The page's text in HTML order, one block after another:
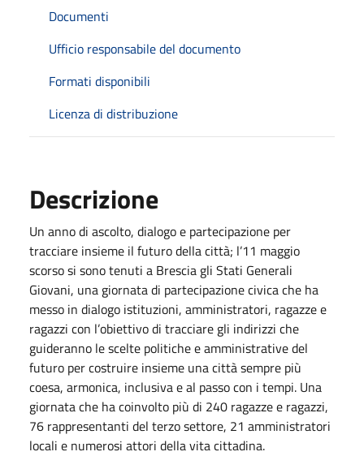
Documenti
Ufficio responsabile del documento
Formati disponibili
Licenza di distribuzione
Descrizione
Un anno di ascolto, dialogo e partecipazione per
tracciare insieme il futuro della città; l’11 maggio
scorso si sono tenuti a Brescia gli Stati Generali
Giovani, una giornata di partecipazione civica che ha
messo in dialogo istituzioni, amministratori, ragazze e
ragazzi con l’obiettivo di tracciare gli indirizzi che
guideranno le scelte politiche e amministrative del
futuro per costruire insieme una città sempre più
coesa, armonica, inclusiva e al passo con i tempi. Una
giornata che ha coinvolto più di 240 ragazze e ragazzi,
76 rappresentanti del terzo settore, 21 amministratori
locali e numerosi attori della vita cittadina.